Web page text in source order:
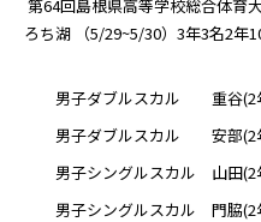
第64回島根県高等学校総合体
ろち湖 （5/29~5/30）3年3名2年
男子ダブルスカル 重谷(2
男子ダブルスカル 安部
男子シングルスカ
男子シングルスカ